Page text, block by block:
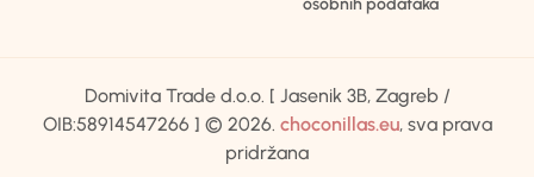
Domivita Trade d.o.o. [ Jasenik 3B, Zagreb /
OIB:58914547266 ] © 2026. choconillas.eu, sva prava
pridržana